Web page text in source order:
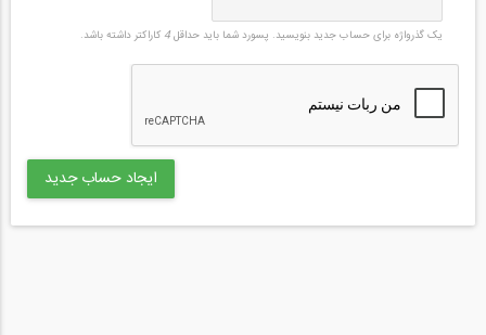
یک گذرواژه برای حساب جدید بنویسید. پسورد شما باید حداقل4 کاراکتر داشته باشد.